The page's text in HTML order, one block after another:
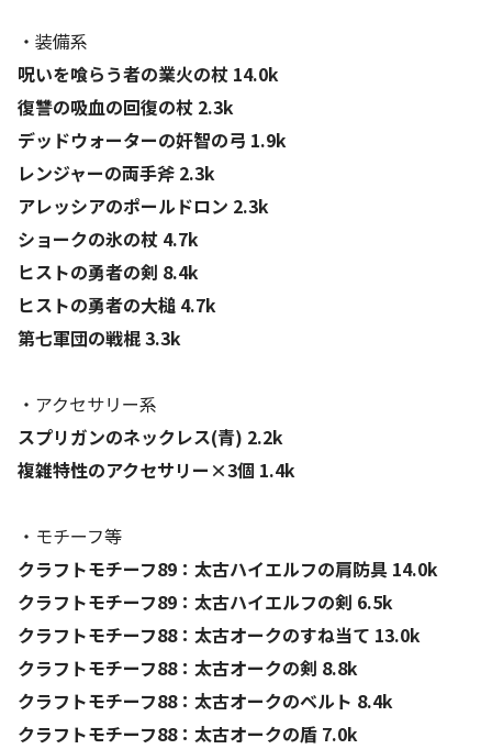
・装備系
呪いを喰らう者の業火の杖 14.0k
復讐の吸血の回復の杖 2.3k
デッドウォーターの奸智の弓 1.9k
レンジャーの両手斧 2.3k
アレッシアのポールドロン 2.3k
ショークの氷の杖 4.7k
ヒストの勇者の剣 8.4k
ヒストの勇者の大槌 4.7k
第七軍団の戦棍 3.3k
・アクセサリー系
スプリガンのネックレス(青) 2.2k
複雑特性のアクセサリー×3個 1.4k
・モチーフ等
クラフトモチーフ89：太古ハイエルフの肩防具 14.0k
クラフトモチーフ89：太古ハイエルフの剣 6.5k
クラフトモチーフ88：太古オークのすね当て 13.0k
クラフトモチーフ88：太古オークの剣 8.8k
クラフトモチーフ88：太古オークのベルト 8.4k
クラフトモチーフ88：太古オークの盾 7.0k